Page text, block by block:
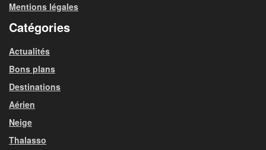
Mentions légales
Catégories
Actualités
Bons plans
Destinations
Aérien
Neige
Thalasso